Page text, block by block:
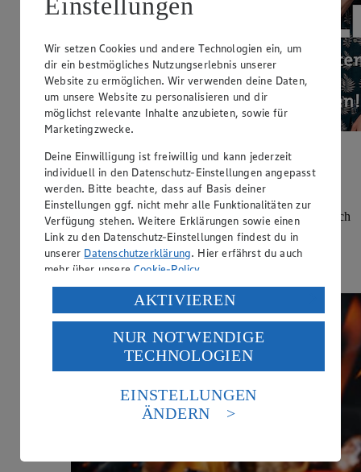
SWR3 Eistruck
Zugehörigkeit: Cool bleiben und abstimmen
Wie klingt eine Ladung Gratis-Eis ganz in der Nähe? Einfach
SWR3 einschalten und für eure Stadt abstimmen! Der
Eistruck ist schon startklar.
So funktioniert´s
Wir setzen Cookies und andere Technologien ein, um
dir ein bestmögliches Nutzungserlebnis unserer
Website zu ermöglichen. Wir verwenden deine Daten,
um unsere Website zu personalisieren und dir
möglichst relevante Inhalte anzubieten, sowie für
Marketingzwecke.
Deine Einwilligung ist freiwillig und kann jederzeit
individuell in den Datenschutz-Einstellungen angepasst
werden. Bitte beachte, dass auf Basis deiner
Einstellungen ggf. nicht mehr alle Funktionalitäten zur
Verfügung stehen. Weitere Erklärungen sowie einen
Link zu den Datenschutz-Einstellungen findest du in
unserer Datenschutzerklärung. Hier erfährst du auch
mehr über unsereCookie-Policy.
Verarbeitung deiner personenbezogenen Daten in den
USA durch Facebook und YouTube:
Wenn du auf „Aktivieren“ klickst, willigst du im Sinne
des Art. 49 Abs. 1 Satz 1 lit. a) DSGVO ein, dass deine
Daten in den USA verarbeitet werden. Der EuGH sieht
die USA als Land mit einem nach europäischen
Standards nicht angemessenen Datenschutzniveau an.
Es besteht das Risiko eines Zugriffs durch US-
Informationen zum Herausgeber der Seite findest du
AKTIVIEREN
NUR NOTWENDIGE
TECHNOLOGIEN
EINSTELLUNGEN
ÄNDERN